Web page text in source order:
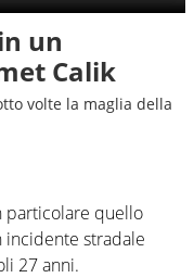
un
Calik
volte la maglia della
particolare quello
incidente stradale
27 anni.